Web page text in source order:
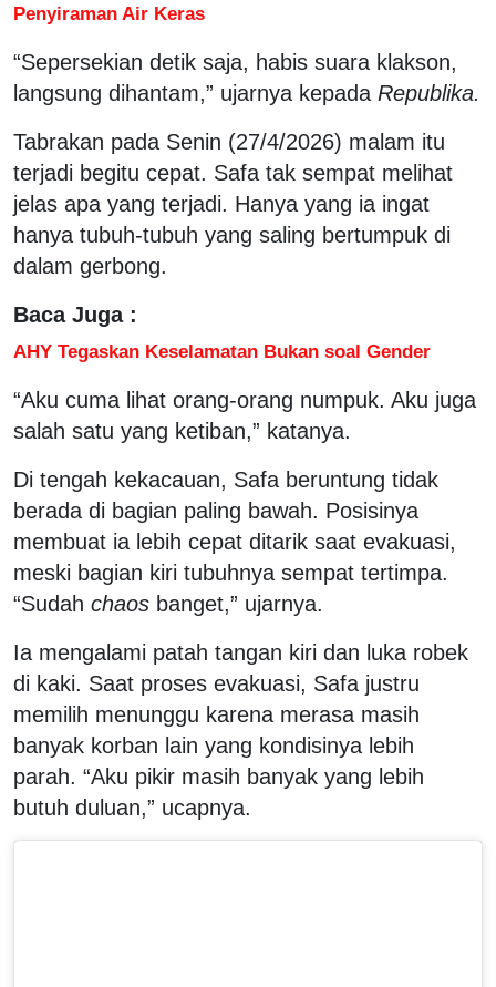
Penyiraman Air Keras
“Sepersekian detik saja, habis suara klakson,
langsung dihantam,” ujarnya kepada Republika.
Tabrakan pada Senin (27/4/2026) malam itu
terjadi begitu cepat. Safa tak sempat melihat
jelas apa yang terjadi. Hanya yang ia ingat
hanya tubuh-tubuh yang saling bertumpuk di
dalam gerbong.
Baca Juga :
AHY Tegaskan Keselamatan Bukan soal Gender
“Aku cuma lihat orang-orang numpuk. Aku juga
salah satu yang ketiban,” katanya.
Di tengah kekacauan, Safa beruntung tidak
berada di bagian paling bawah. Posisinya
membuat ia lebih cepat ditarik saat evakuasi,
meski bagian kiri tubuhnya sempat tertimpa.
“Sudah chaos banget,” ujarnya.
Ia mengalami patah tangan kiri dan luka robek
di kaki. Saat proses evakuasi, Safa justru
memilih menunggu karena merasa masih
banyak korban lain yang kondisinya lebih
parah. “Aku pikir masih banyak yang lebih
butuh duluan,” ucapnya.